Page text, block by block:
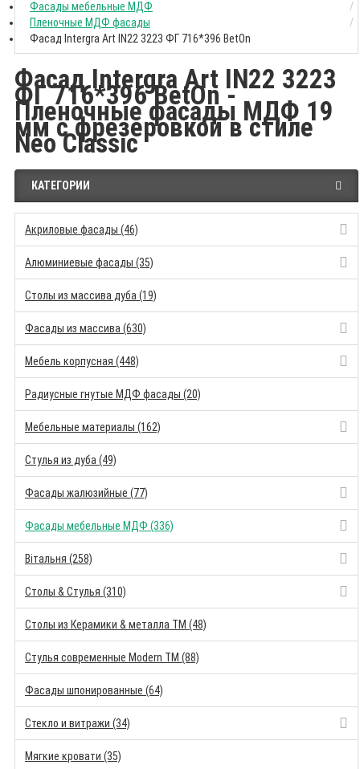
Фасады мебельные МДФ
Пленочные МДФ фасады
Фасад Intergra Art IN22 3223 ФГ 716*396 BetOn
Фасад Intergra Art IN22 3223
ФГ 716*396 BetOn -
Пленочные фасады МДФ 19
мм с фрезеровкой в стиле
Neo Classic
КАТЕГОРИИ
Акриловые фасады (46)
Алюминиевые фасады (35)
Столы из массива дуба (19)
Фасады из массива (630)
Мебель корпусная (448)
Радиусные гнутые МДФ фасады (20)
Мебельные материалы (162)
Стулья из дуба (49)
Фасады жалюзийные (77)
Фасады мебельные МДФ (336)
Вітальня (258)
Столы & Стулья (310)
Столы из Керамики & металла TM (48)
Стулья современные Modern TM (88)
Фасады шпонированные (64)
Стекло и витражи (34)
Мягкие кровати (35)